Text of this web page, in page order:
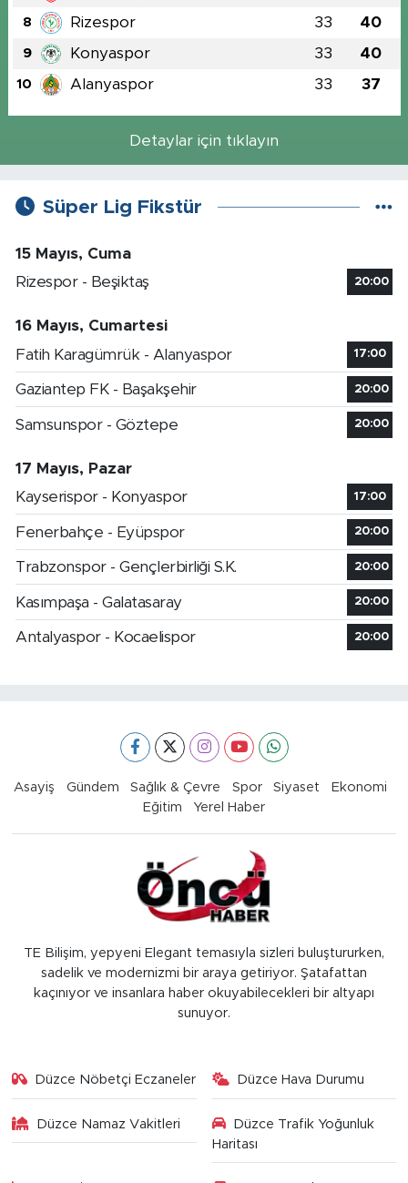
8 Rizespor 33 40
9 Konyaspor 33 40
10 Alanyaspor 33 37
Detaylar için tıklayın
Süper Lig Fikstür
15 Mayıs, Cuma
Rizespor - Beşiktaş
20:00
16 Mayıs, Cumartesi
Fatih Karagümrük - Alanyaspor
17:00
Gaziantep FK - Başakşehir 20:00
Samsunspor - Göztepe 20:00
17 Mayıs, Pazar
Kayserispor - Konyaspor
17:00
Fenerbahçe - Eyüpspor 20:00
Trabzonspor - Gençlerbirliği S.K. 20:00
Kasımpaşa - Galatasaray 20:00
Antalyaspor - Kocaelispor 20:00
Asayiş Gündem Sağlık & Çevre Spor Siyaset
Ekonomi
Eğitim
Yerel Haber
TE Bilişim, yepyeni Elegant temasıyla sizleri buluştururken,
sadelik ve modernizmi bir araya getiriyor. Şatafattan
kaçınıyor ve insanlara haber okuyabilecekleri bir altyapı
sunuyor.
Düzce Nöbetçi Eczaneler Düzce Hava Durumu
Düzce Namaz Vakitleri
Düzce Trafik Yoğunluk
Haritası